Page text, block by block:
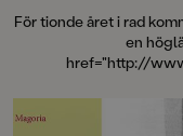
För tionde året i rad
en
href="http://
illustratören Matilda